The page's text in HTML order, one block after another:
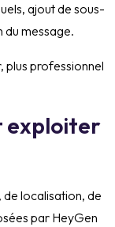
ajout de sous-
message.
plus professionnel
exploiter
localisation, de
par HeyGen